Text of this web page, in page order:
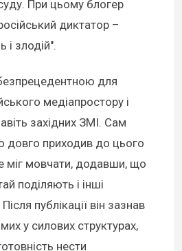
При цьому блогер
диктатор –
і злодій".
для
медіапростору і
західних ЗМІ. Сам
довго приходив до цього
міг мовчати, додавши, що
поділяють і інші
публікації він зазнав
у силових структурах,
нести